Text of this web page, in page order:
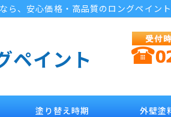
ら、安心価格・高品質のロングペイン
ペイント
塗り替え時期 外壁塗